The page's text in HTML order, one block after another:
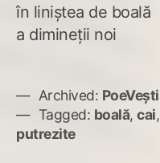
în liniștea de boală
a dimineții noi
Archived: PoeVești
Tagged: boală, cai,
putrezite